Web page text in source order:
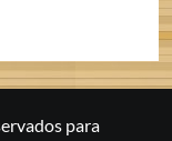
para